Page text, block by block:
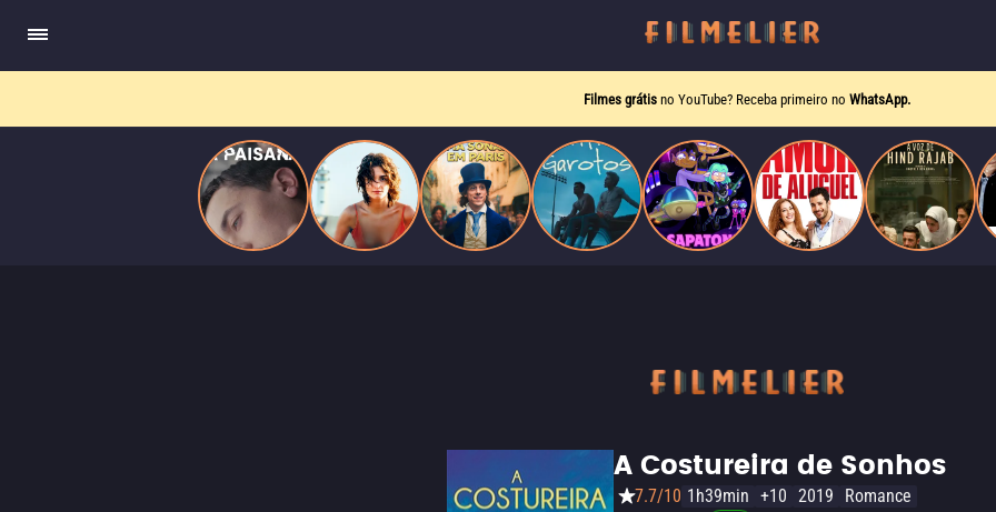
Filmes grátis no YouTube? Receba primeiro no WhatsApp.
A Costureira de Sonhos
7.7/10 1h39min +10 2019
Romance